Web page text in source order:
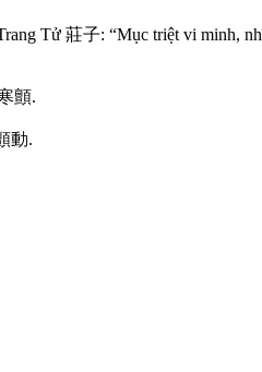
rang Tử 莊子: “Mục triệt vi minh, nh
顫.
動.